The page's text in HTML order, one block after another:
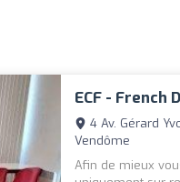
ECF - French
4 Av. Gérard
Vendôme
Afin de mieux